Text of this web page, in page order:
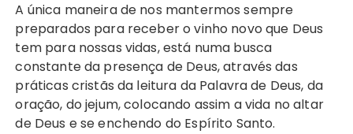
A única maneira de nos mantermos sempre
preparados para receber o vinho novo que Deus
tem para nossas vidas, está numa busca
constante da presença de Deus, através das
práticas cristãs da leitura da Palavra de Deus, da
oração, do jejum, colocando assim a vida no altar
de Deus e se enchendo do Espírito Santo.